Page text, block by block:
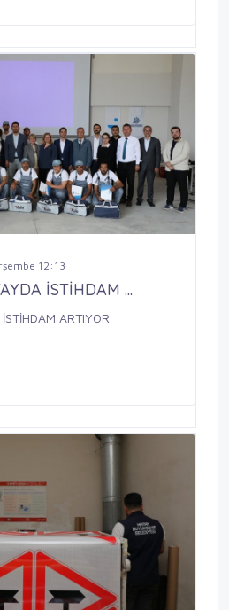
12:13
İSTİHDAM ...
ARTIYOR